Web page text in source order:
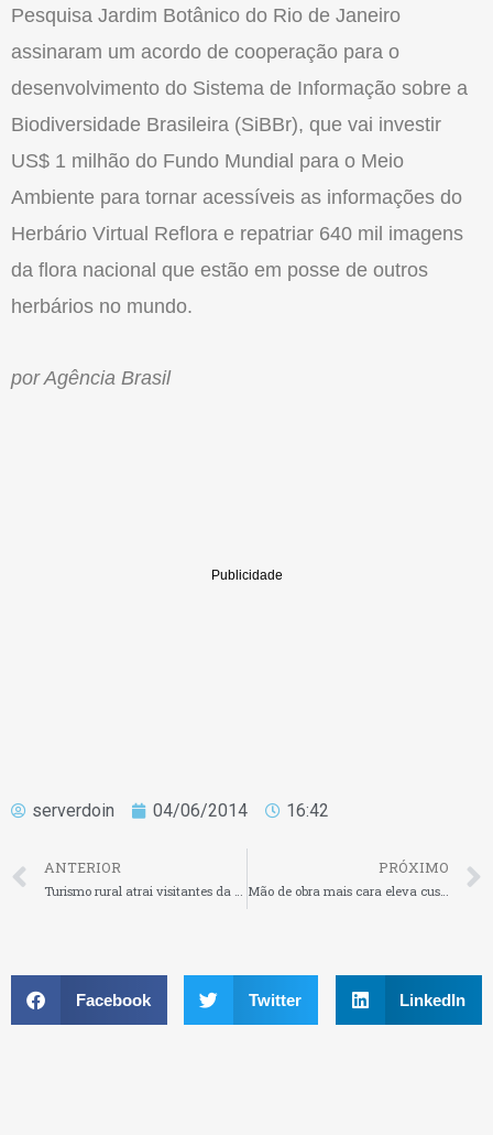
Pesquisa Jardim Botânico do Rio de Janeiro
assinaram um acordo de cooperação para o
desenvolvimento do Sistema de Informação sobre a
Biodiversidade Brasileira (SiBBr), que vai investir
US$ 1 milhão do Fundo Mundial para o Meio
Ambiente para tornar acessíveis as informações do
Herbário Virtual Reflora e repatriar 640 mil imagens
da flora nacional que estão em posse de outros
herbários no mundo.
por Agência Brasil
serverdoin 04/06/2014 16:42
ANTERIOR
Turismo rural atrai visitantes da Copa
PRÓXIMO
Mão de obra mais cara eleva custo da construção
Facebook Twitter LinkedIn